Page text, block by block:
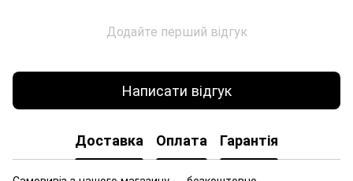
Додайте перший відгук
Написати відгук
Доставка Оплата Гарантія